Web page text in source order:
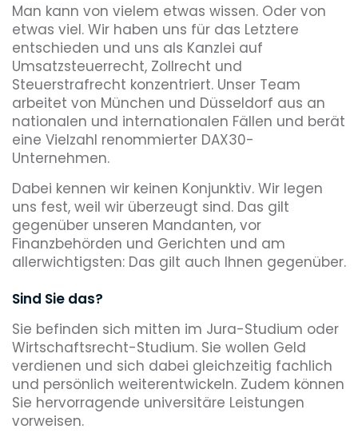
Man kann von vielem etwas wissen. Oder von
etwas viel. Wir haben uns für das Letztere
entschieden und uns als Kanzlei auf
Umsatzsteuerrecht, Zollrecht und
Steuerstrafrecht konzentriert. Unser Team
arbeitet von München und Düsseldorf aus an
nationalen und internationalen Fällen und berät
eine Vielzahl renommierter DAX30-
Unternehmen.
Dabei kennen wir keinen Konjunktiv. Wir legen
uns fest, weil wir überzeugt sind. Das gilt
gegenüber unseren Mandanten, vor
Finanzbehörden und Gerichten und am
allerwichtigsten: Das gilt auch Ihnen gegenüber.
Sind Sie das?
Sie befinden sich mitten im Jura-Studium oder
Wirtschaftsrecht-Studium. Sie wollen Geld
verdienen und sich dabei gleichzeitig fachlich
und persönlich weiterentwickeln. Zudem können
Sie hervorragende universitäre Leistungen
vorweisen.